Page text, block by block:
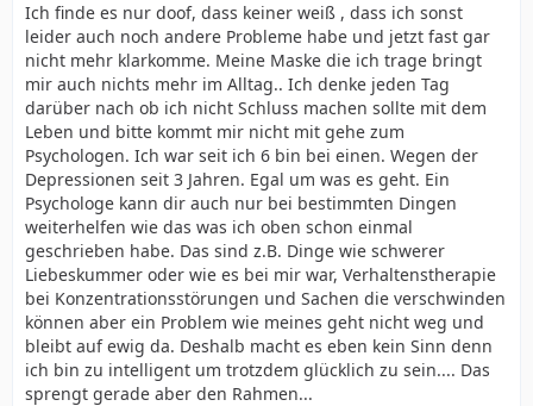
Ich finde es nur doof, dass keiner weiß , dass ich sonst
leider auch noch andere Probleme habe und jetzt fast gar
nicht mehr klarkomme. Meine Maske die ich trage bringt
mir auch nichts mehr im Alltag.. Ich denke jeden Tag
darüber nach ob ich nicht Schluss machen sollte mit dem
Leben und bitte kommt mir nicht mit gehe zum
Psychologen. Ich war seit ich 6 bin bei einen. Wegen der
Depressionen seit 3 Jahren. Egal um was es geht. Ein
Psychologe kann dir auch nur bei bestimmten Dingen
weiterhelfen wie das was ich oben schon einmal
geschrieben habe. Das sind z.B. Dinge wie schwerer
Liebeskummer oder wie es bei mir war, Verhaltenstherapie
bei Konzentrationsstörungen und Sachen die verschwinden
können aber ein Problem wie meines geht nicht weg und
bleibt auf ewig da. Deshalb macht es eben kein Sinn denn
ich bin zu intelligent um trotzdem glücklich zu sein.... Das
sprengt gerade aber den Rahmen...